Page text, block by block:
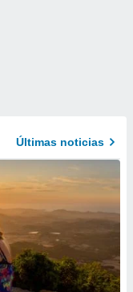
Últimas noticias